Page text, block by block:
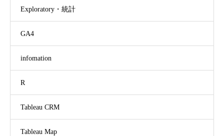
Exploratory・統計
GA4
infomation
R
Tableau CRM
Tableau Map